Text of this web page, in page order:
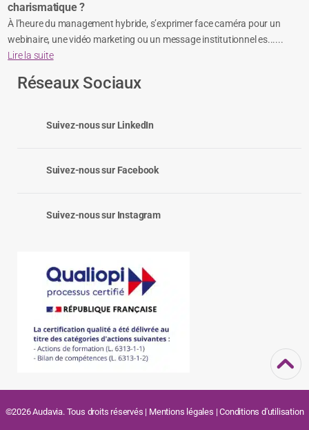
charismatique ?
À l’heure du management hybride, s’exprimer face caméra pour un
webinaire, une vidéo marketing ou un message institutionnel es......
Lire la suite
Réseaux Sociaux
Suivez-nous sur LinkedIn
Suivez-nous sur Facebook
Suivez-nous sur Instagram
©2026 Audavia. Tous droits réservés | Mentions légales |Conditions d'utilisation